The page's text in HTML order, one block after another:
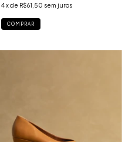
4 x de R$61,50 sem juros
COMPRAR